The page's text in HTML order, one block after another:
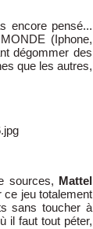
encore pensé...
(Iphone,
dégommer des
que les autres,
sources, Mattel
ce jeu totalement
sans toucher à
il faut tout péter,